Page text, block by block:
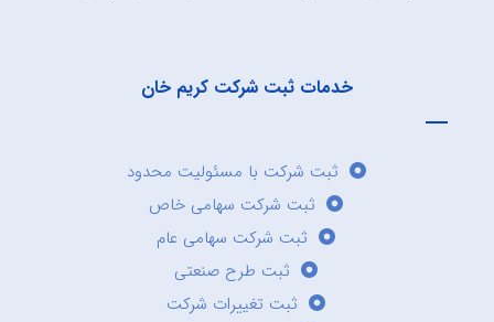
خدمات ثبت شرکت کریم خان
ثبت شرکت با مسئولیت محدود
ثبت شرکت سهامی خاص
ثبت شرکت سهامی عام
ثبت طرح صنعتی
ثبت تغییرات شرکت